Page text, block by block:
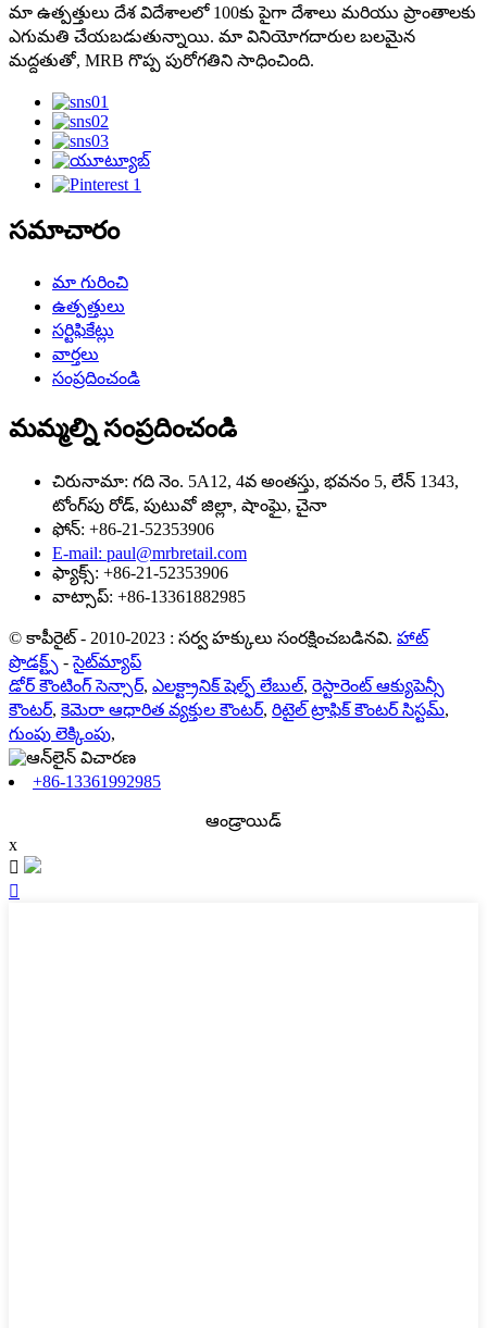
మా ఉత్పత్తులు దేశ విదేశాలలో 100కు పైగా దేశాలు మరియు ప్రాంతాలకు
ఎగుమతి చేయబడుతున్నాయి. మా వినియోగదారుల బలమైన
మద్దతుతో, MRB గొప్ప పురోగతిని సాధించింది.
సమాచారం
మా గురించి
ఉత్పత్తులు
సర్టిఫికేట్లు
వార్తలు
సంప్రదించండి
మమ్మల్ని సంప్రదించండి
చిరునామా: గది నెం. 5A12, 4వ అంతస్తు, భవనం 5, లేన్ 1343,
టోంగ్‌పు రోడ్, పుటువో జిల్లా, షాంఘై, చైనా
ఫోన్: +86-21-52353906
E-mail: paul@mrbretail.com
ఫ్యాక్స్: +86-21-52353906
వాట్సాప్: +86-13361882985
© కాపీరైట్ - 2010-2023 : సర్వ హక్కులు సంరక్షించబడినవి. హాట్
ప్రొడక్ట్స్ -సైట్‌మ్యాప్
డోర్ కౌంటింగ్ సెన్సార్, ఎలక్ట్రానిక్ షెల్ఫ్ లేబుల్, రెస్టారెంట్ ఆక్యుపెన్సీ
కౌంటర్, కెమెరా ఆధారిత వ్యక్తుల కౌంటర్, రిటైల్ ట్రాఫిక్ కౌంటర్ సిస్టమ్,
గుంపు లెక్కింపు,
+86-13361992985
ఆండ్రాయిడ్
x

